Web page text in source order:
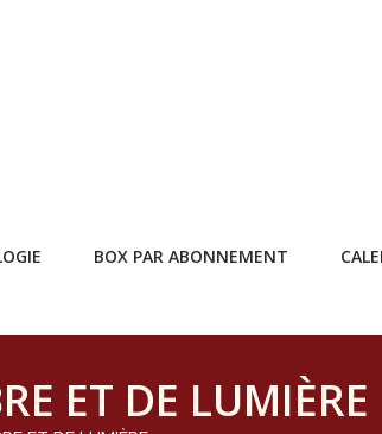
BOX PAR ABONNEMENT
ET DE LUMIÈRE